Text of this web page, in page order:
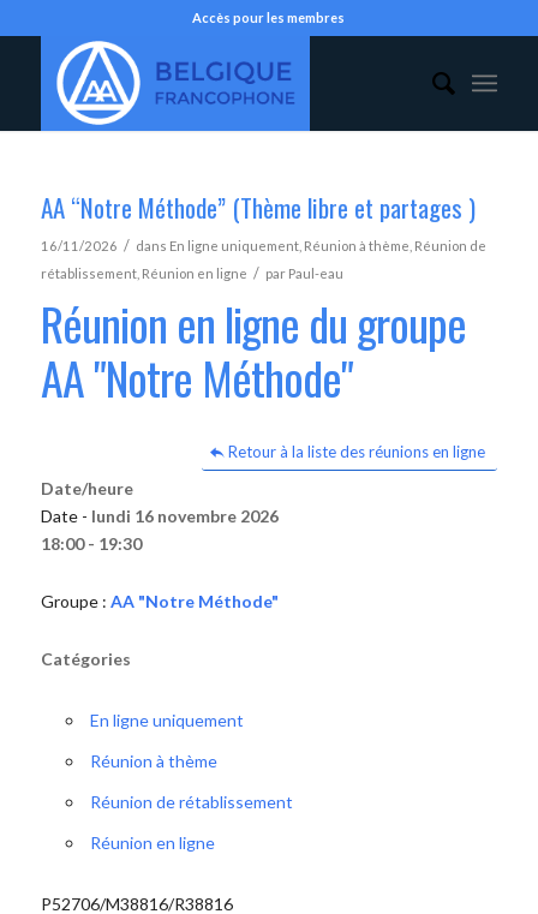
Accès pour les membres
AA “Notre Méthode” (Thème libre et partages )
16/11/2026 / dans En ligne uniquement, Réunion à thème Réunion de
rétablissement, Réunion en ligne / par Paul-eau
Réunion en ligne du groupe
AA "Notre Méthode"
Retour à la liste des réunions en ligne
Date/heure
Date - lundi 16 novembre 2026
18:00 - 19:30
Groupe : AA "Notre Méthode"
Catégories
En ligne uniquement
Réunion à thème
Réunion de rétablissement
Réunion en ligne
P52706/M38816/R38816